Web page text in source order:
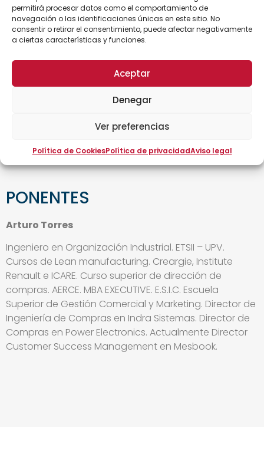
permitirá procesar datos como el comportamiento de
navegación o las identificaciones únicas en este sitio. No
consentir o retirar el consentimiento, puede afectar negativamente
a ciertas características y funciones.
Aceptar
Denegar
Ver preferencias
Política de CookiesPolítica de privacidadAviso legal
Milk Run.
6. Guía de seguridad logística
Transporte interno.
Especificaciones de dispositivos de
Servicios de refurbish.
Gestión de envases y embalajes.
PONENTES
Arturo Torres
Ingeniero en Organización Industrial. ETSII – UPV.
Cursos de Lean manufacturing. Creargie, Institute
Renault e ICARE. Curso superior de dirección de
compras. AERCE. MBA EXECUTIVE. E.S.I.C. Escuela
Superior de Gestión Comercial y Marketing. Director de
Ingeniería de Compras en Indra Sistemas. Director de
Compras en Power Electronics. Actualmente Director
Customer Success Management en Mesbook.